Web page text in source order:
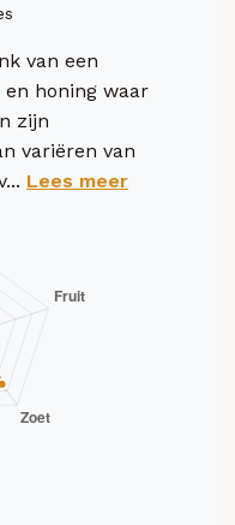
van een
honing waar
zijn
variëren van
Lees meer